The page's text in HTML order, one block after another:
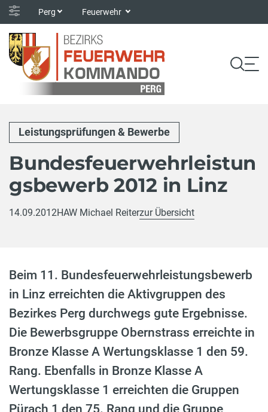
Perg Feuerwehr
Leistungsprüfungen & Bewerbe
Bundesfeuerwehrleistun
gsbewerb 2012 in Linz
14.09.2012HAW Michael Reiterzur Übersicht
Beim 11. Bundesfeuerwehrleistungsbewerb
in Linz erreichten die Aktivgruppen des
Bezirkes Perg durchwegs gute Ergebnisse.
Die Bewerbsgruppe Obernstrass erreichte in
Bronze Klasse A Wertungsklasse 1 den 59.
Rang. Ebenfalls in Bronze Klasse A
Wertungsklasse 1 erreichten die Gruppen
Pürach 1 den 75. Rang und die Gruppe